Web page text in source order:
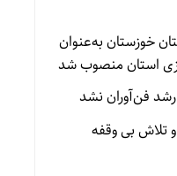
خوزستان به‌عنوان
استان منصوب شد
فن‌آوران نشد
تلاش بی وقفه